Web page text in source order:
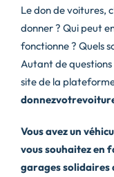
Le don de voitures,
donner ? Qui peut
fonctionne ? Quels
Autant de
site de la
Vous avez un
vous souhaitez en
garages solidaires